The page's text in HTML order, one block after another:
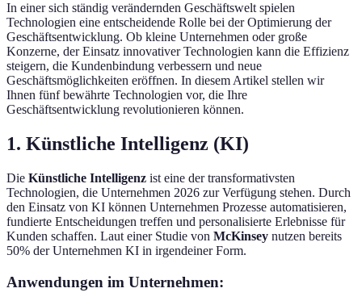
In einer sich ständig verändernden Geschäftswelt spielen
Technologien eine entscheidende Rolle bei der Optimierung der
Geschäftsentwicklung. Ob kleine Unternehmen oder große
Konzerne, der Einsatz innovativer Technologien kann die Effizienz
steigern, die Kundenbindung verbessern und neue
Geschäftsmöglichkeiten eröffnen. In diesem Artikel stellen wir
Ihnen fünf bewährte Technologien vor, die Ihre
Geschäftsentwicklung revolutionieren können.
1. Künstliche Intelligenz (KI)
Die Künstliche Intelligenz ist eine der transformativsten
Technologien, die Unternehmen 2026 zur Verfügung stehen. Durch
den Einsatz von KI können Unternehmen Prozesse automatisieren,
fundierte Entscheidungen treffen und personalisierte Erlebnisse für
Kunden schaffen. Laut einer Studie von McKinsey nutzen bereits
50% der Unternehmen KI in irgendeiner Form.
Anwendungen im Unternehmen: